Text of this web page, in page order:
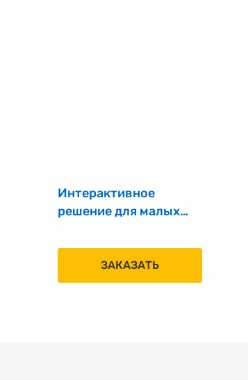
Интерактивное
решение для малых
EK LCD IP 65‘’ MS
ЗАКАЗАТЬ